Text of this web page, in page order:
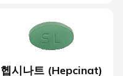
헵시나트 (Hepcinat)